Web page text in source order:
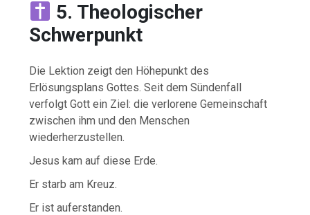
5. Theologischer
Schwerpunkt
Die Lektion zeigt den Höhepunkt des
Erlösungsplans Gottes. Seit dem Sündenfall
verfolgt Gott ein Ziel: die verlorene Gemeinschaft
zwischen ihm und den Menschen
wiederherzustellen.
Jesus kam auf diese Erde.
Er starb am Kreuz.
Er ist auferstanden.